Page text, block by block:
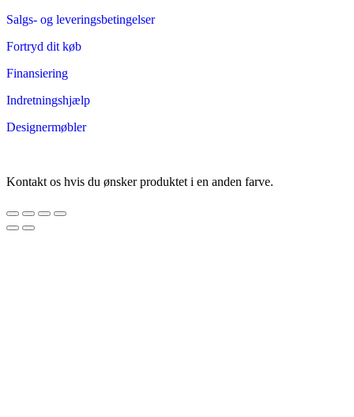
Salgs- og leveringsbetingelser
Fortryd dit køb
Finansiering
Indretningshjælp
Designermøbler
Kontakt os hvis du ønsker produktet i en anden farve.